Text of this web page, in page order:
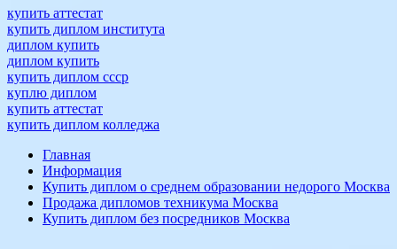
купить аттестат
купить диплом института
диплом купить
диплом купить
купить диплом ссср
куплю диплом
купить аттестат
купить диплом колледжа
Главная
Информация
Купить диплом о среднем образовании недорого Москва
Продажа дипломов техникума Москва
Купить диплом без посредников Москва